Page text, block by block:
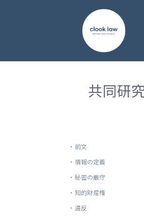
共同研
・ 前文
・ 情報の定義
・ 秘密の厳守
・ 知的財産権
・ 違反